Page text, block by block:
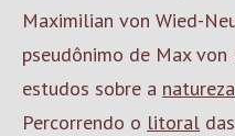
Maximilian von Wied-
pseudônimo de Max von
estudos sobre a natureza
Percorrendo o litoral